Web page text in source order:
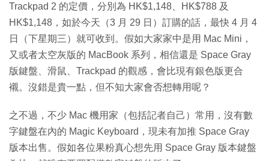
Trackpad 2 的定價，分別為 HK$1,148、HK$788 及
HK$1,148，如於今天（3 月 29 日）訂購的話，最快 4 月 4
日（下星期三）就可收到。假如大家家中是用 Mac Mini，
又或者太空灰版的 MacBook 系列，相信還是 Space Gray
版鍵盤、滑鼠、Trackpad 的觀感，會比現有銀色版更合
襯。沒錯是貴一點，但不知大家會否想轉用呢？
之不過，不少 Mac 機用家（包括記者自己）常用，沒有數
字鍵盤在內的 Magic Keyboard，現未有加推 Space Gray
版本出售。假如各位果粉真心想先用 Space Gray 版本鍵盤